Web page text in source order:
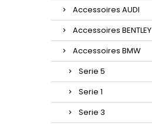
Accessoires AUDI
Accessoires BENTLEY
Accessoires BMW
Serie 5
Serie 1
Serie 3